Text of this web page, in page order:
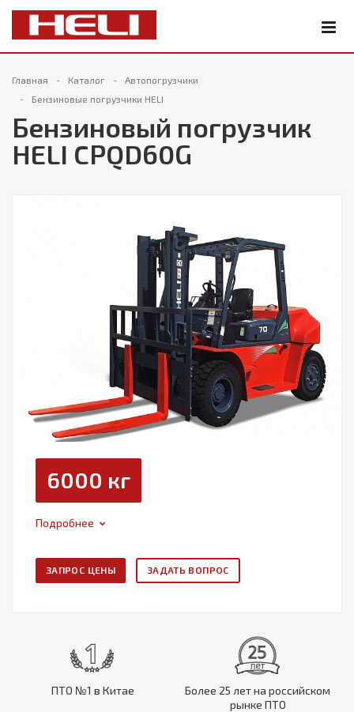
Главная Каталог
Автопогрузчики
Бензиновые погрузчики HELI
Бензиновый погрузчик
HELI CPQD60G
6000 кг
Подробнее
ЗАПРОС ЦЕНЫ ЗАДАТЬ ВОПРОС
ПТО №1 в Китае
Более 25 лет на российском
рынке ПТО